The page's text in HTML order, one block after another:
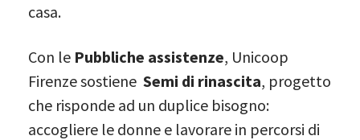
casa.
Con le Pubbliche assistenze, Unicoop
Firenze sostiene Semi di rinascita, progetto
che risponde ad un duplice bisogno:
accogliere le donne e lavorare in percorsi di